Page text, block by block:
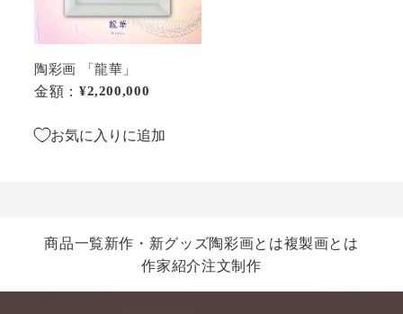
陶彩画 「龍華」
金額： 通常価格
¥2,200,000
お気に入りに追加
商品一覧新作・新グッズ陶彩画とは複製画とは
作家紹介注文制作